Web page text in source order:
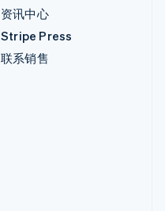
资讯中心
Stripe Press
联系销售